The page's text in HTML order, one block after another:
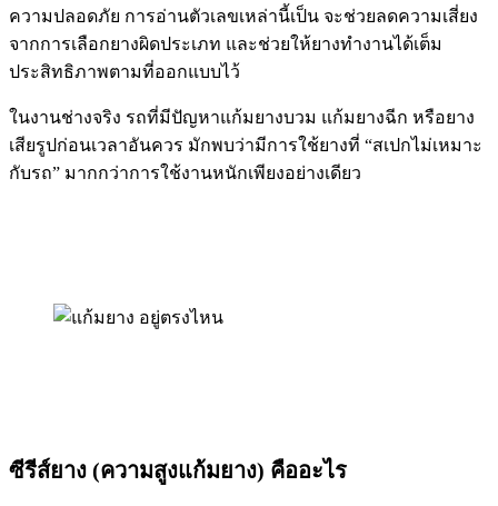
ความปลอดภัย การอ่านตัวเลขเหล่านี้เป็น จะช่วยลดความเสี่ยง
จากการเลือกยางผิดประเภท และช่วยให้ยางทำงานได้เต็ม
ประสิทธิภาพตามที่ออกแบบไว้
ในงานช่างจริง รถที่มีปัญหาแก้มยางบวม แก้มยางฉีก หรือยาง
เสียรูปก่อนเวลาอันควร มักพบว่ามีการใช้ยางที่ “สเปกไม่เหมาะ
กับรถ” มากกว่าการใช้งานหนักเพียงอย่างเดียว
ซีรีส์ยาง (ความสูงแก้มยาง) คืออะไร